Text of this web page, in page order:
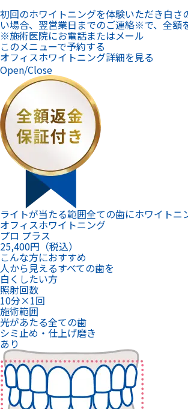
初回のホワイトニングを体験いただき白さ
い場合、翌営業日までのご連絡※で、全額
※施術医院にお電話またはメール
このメニューで予約する
オフィスホワイトニング詳細を見る
Open/Close
ライトが当たる範囲全ての歯にホワイトニ
オフィスホワイトニング
プロ プラス
25,400円（税込）
こんな方におすすめ
人から見えるすべての歯を
白くしたい方
照射回数
10分×1回
施術範囲
光があたる全ての歯
シミ止め・仕上げ磨き
あり